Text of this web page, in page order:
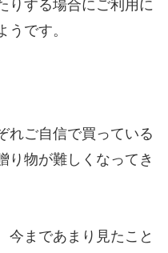
りする場合にご利用に
です。
れご自信で買っている
り物が難しくなってき
今まであまり見たこと